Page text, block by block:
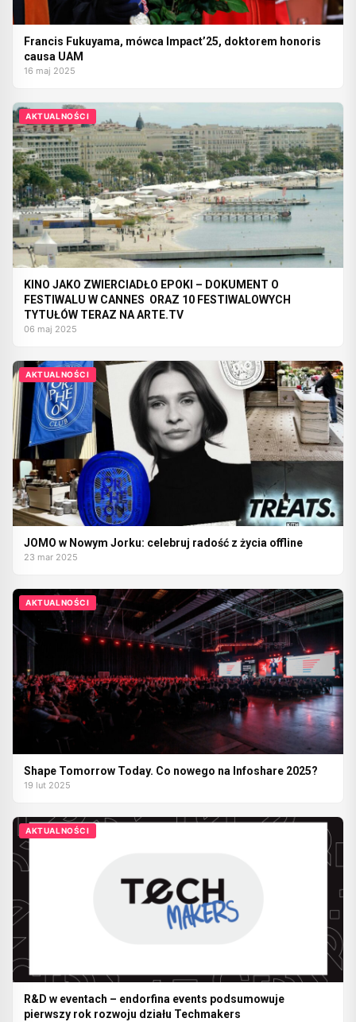
Francis Fukuyama, mówca Impact’25, doktorem honoris
causa UAM
16 maj 2025
AKTUALNOŚCI
KINO JAKO ZWIERCIADŁO EPOKI – DOKUMENT O
FESTIWALU W CANNES ORAZ 10 FESTIWALOWYCH
TYTUŁÓW TERAZ NA ARTE.TV
06 maj 2025
AKTUALNOŚCI
JOMO w Nowym Jorku: celebruj radość z życia offline
23 mar 2025
AKTUALNOŚCI
Shape Tomorrow Today. Co nowego na Infoshare 2025?
19 lut 2025
AKTUALNOŚCI
R&D w eventach – endorfina events podsumowuje
pierwszy rok rozwoju działu Techmakers